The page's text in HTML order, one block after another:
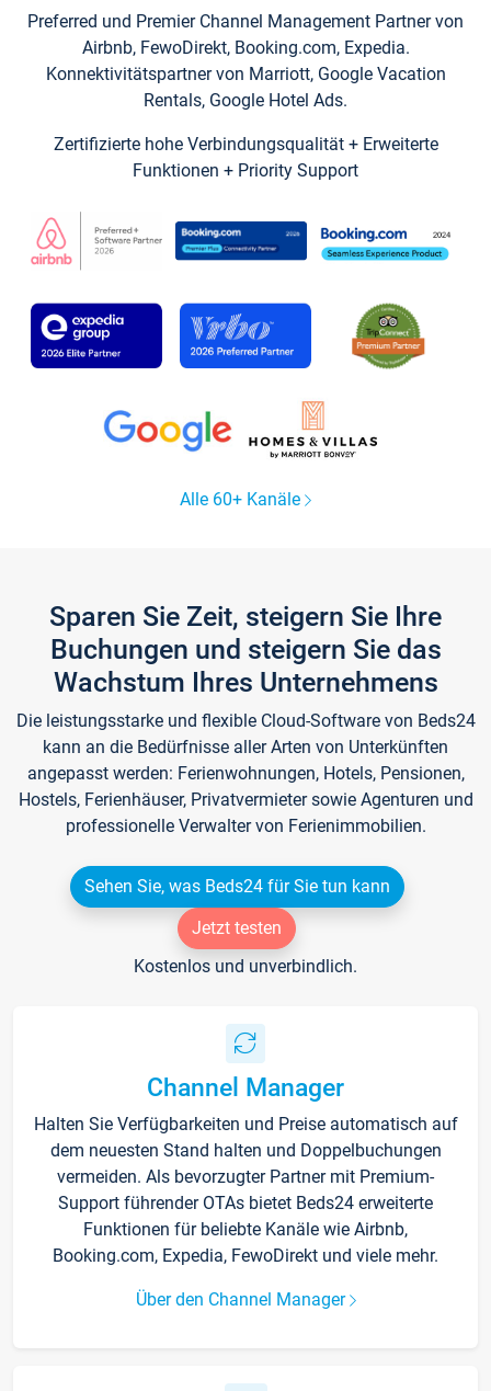
Preferred und Premier Channel Management Partner von
Airbnb, FewoDirekt, Booking.com, Expedia.
Konnektivitätspartner von Marriott, Google Vacation
Rentals, Google Hotel Ads.
Zertifizierte hohe Verbindungsqualität + Erweiterte
Funktionen + Priority Support
Alle 60+ Kanäle
Sparen Sie Zeit, steigern Sie Ihre
Buchungen und steigern Sie das
Wachstum Ihres Unternehmens
Die leistungsstarke und flexible Cloud-Software von Beds24
kann an die Bedürfnisse aller Arten von Unterkünften
angepasst werden: Ferienwohnungen, Hotels, Pensionen,
Hostels, Ferienhäuser, Privatvermieter sowie Agenturen und
professionelle Verwalter von Ferienimmobilien.
Sehen Sie, was Beds24 für Sie tun kann
Jetzt testen
Kostenlos und unverbindlich.
Channel Manager
Halten Sie Verfügbarkeiten und Preise automatisch auf
dem neuesten Stand halten und Doppelbuchungen
vermeiden. Als bevorzugter Partner mit Premium-
Support führender OTAs bietet Beds24 erweiterte
Funktionen für beliebte Kanäle wie Airbnb,
Booking.com, Expedia, FewoDirekt und viele mehr.
Über den Channel Manager